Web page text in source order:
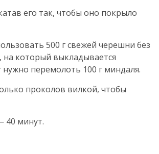
его так, чтобы оно покрыло
500 г свежей черешни без
на который выкладывается
перемолоть 100 г миндаля.
проколов вилкой, чтобы
40 минут.